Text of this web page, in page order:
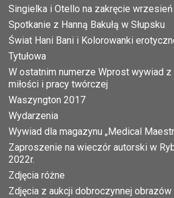
Singielka i Otello na zakręcie
Spotkanie z Hanną Bakułą w Słupsku
Świat Hani Bani i Kolorowanki
Tytułowa
W ostatnim numerze Wprost wywiad z
miłości i pracy twórczej
Waszyngton 2017
Wydarzenia
Wywiad dla magazynu „Medical
Zaproszenie na wieczór autorski w
2022r.
Zdjęcia różne
Zdjęcia z aukcji dobroczynnej obrazów